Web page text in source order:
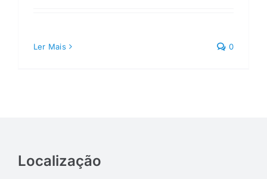
Ler Mais 0
Localização